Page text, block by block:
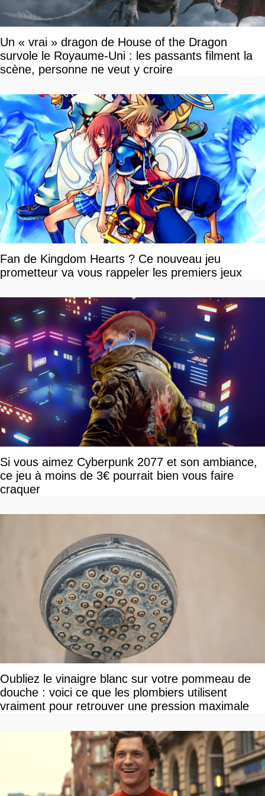
Un « vrai » dragon de House of the Dragon
survole le Royaume-Uni : les passants filment la
scène, personne ne veut y croire
Fan de Kingdom Hearts ? Ce nouveau jeu
prometteur va vous rappeler les premiers jeux
Si vous aimez Cyberpunk 2077 et son ambiance,
ce jeu à moins de 3€ pourrait bien vous faire
craquer
Oubliez le vinaigre blanc sur votre pommeau de
douche : voici ce que les plombiers utilisent
vraiment pour retrouver une pression maximale